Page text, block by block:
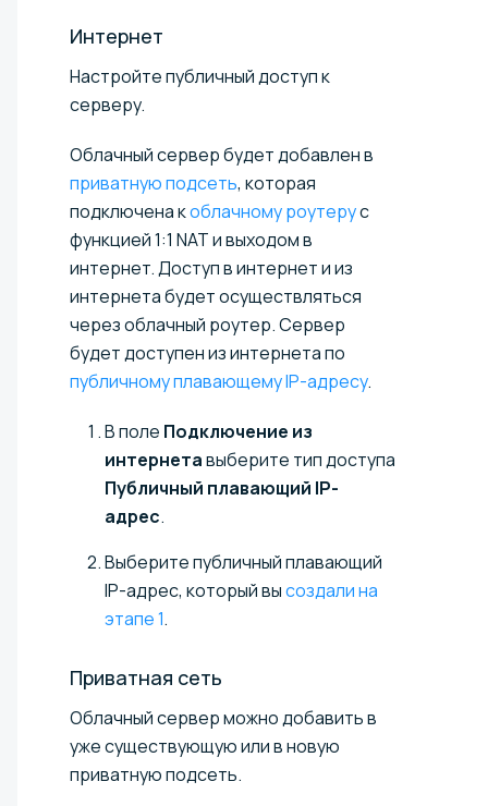
Интернет
Настройте публичный доступ к
серверу.
Облачный сервер будет добавлен в
приватную подсеть, которая
подключена коблачному роутерус
функцией 1:1 NAT и выходом в
интернет. Доступ в интернет и из
интернета будет осуществляться
через облачный роутер. Сервер
будет доступен из интернета по
публичному плавающему IP-адресу.
В поле Подключение из
интернетавыберите тип доступа
Публичный плавающий IP-
адрес.
Выберите публичный плавающий
IP-адрес, который высоздали на
этапе 1.
Приватная сеть
Облачный сервер можно добавить в
уже существующую или в новую
приватную подсеть.